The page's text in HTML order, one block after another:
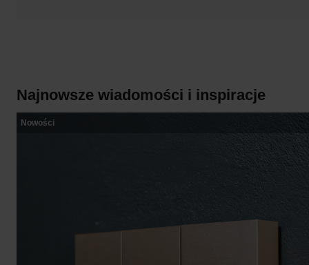
Najnowsze wiadomości i inspiracje
Nowości